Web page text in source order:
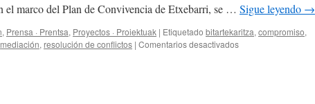
el marco del Plan de Convivencia de Etxebarri, se … Sigue leyendo →
, Prensa · Prentsa, Proyectos · Proiektuak | Etiquetado bitartekaritza, compromiso,
mediación, resolución de conflictos | Comentarios desactivadosen